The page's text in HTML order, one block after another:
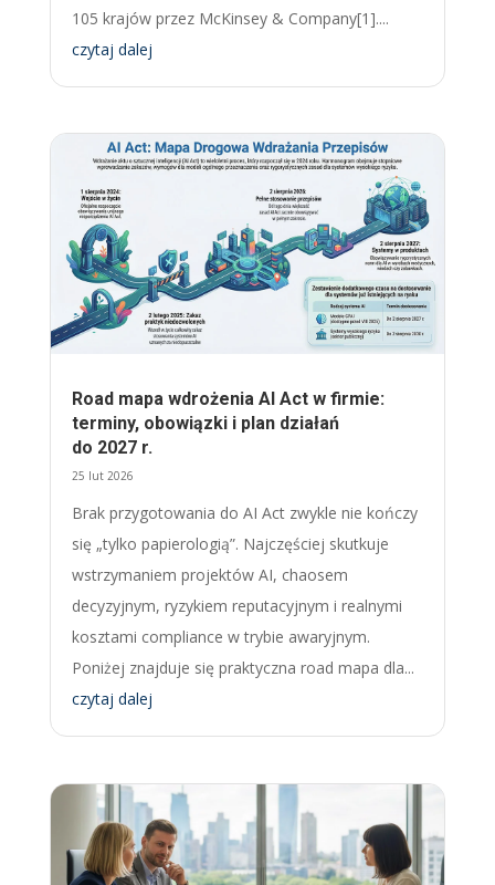
105 krajów przez McKinsey & Company[1]....
czytaj dalej
Road mapa wdrożenia AI Act w firmie:
terminy, obowiązki i plan działań
do 2027 r.
25 lut 2026
Brak przygotowania do AI Act zwykle nie kończy
się „tylko papierologią”. Najczęściej skutkuje
wstrzymaniem projektów AI, chaosem
decyzyjnym, ryzykiem reputacyjnym i realnymi
kosztami compliance w trybie awaryjnym.
Poniżej znajduje się praktyczna road mapa dla...
czytaj dalej